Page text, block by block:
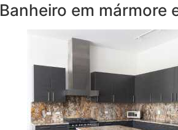
Banheiro em mármore